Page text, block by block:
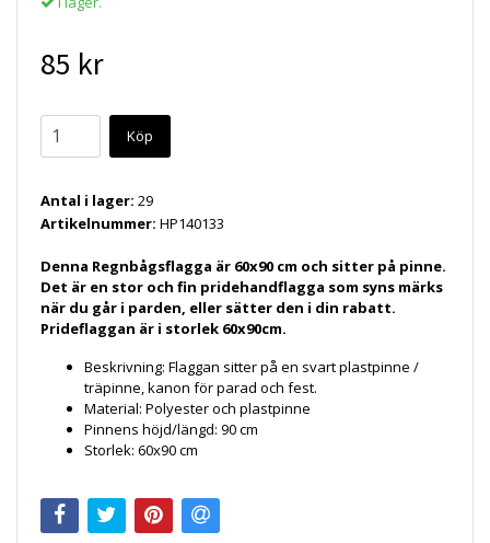
85 kr
Köp
Antal i lager: 29
Artikelnummer: HP140133
Denna Regnbågsflagga är 60x90 cm och sitter på pinne.
Det är en stor och fin pridehandflagga som syns märks
när du går i parden, eller sätter den i din rabatt.
Prideflaggan är i storlek 60x90cm.
Beskrivning: Flaggan sitter på en svart plastpinne /
träpinne, kanon för parad och fest.
Material: Polyester och plastpinne
Pinnens höjd/längd: 90 cm
Storlek: 60x90 cm